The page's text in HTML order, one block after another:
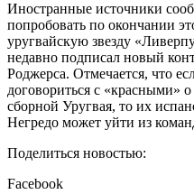
Иностранные источники
попробовать по окончании
уругвайскую звезду
недавно подписал новый
Роджерса. Отмечается, что
договориться с «красными»
сборной Уругвая, то их
Негредо может уйти из
Поделиться новостью:
Facebook